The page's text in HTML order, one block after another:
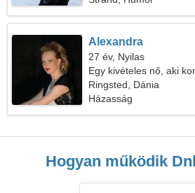
Alexandra
27 év, Nyilas
Egy kivételes nő, aki
Ringsted, Dánia
Házasság
Hogyan működik